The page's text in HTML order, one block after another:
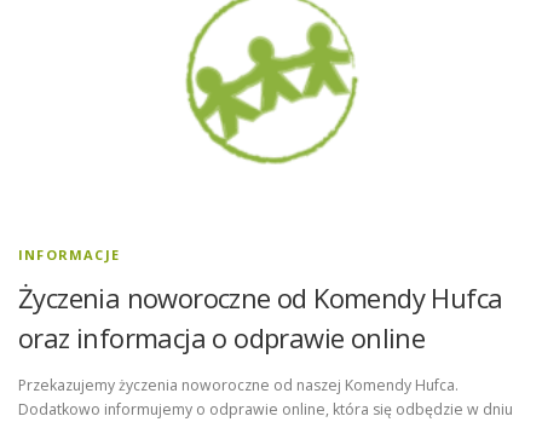
INFORMACJE
Życzenia noworoczne od Komendy Hufca
oraz informacja o odprawie online
Przekazujemy życzenia noworoczne od naszej Komendy Hufca.
Dodatkowo informujemy o odprawie online, która się odbędzie w dniu